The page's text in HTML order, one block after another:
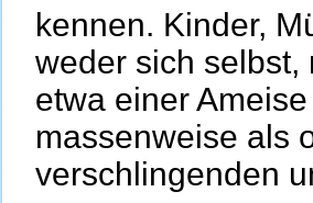
kennen. Kinder,
weder sich
etwa einer
massenweise als
verschlingenden